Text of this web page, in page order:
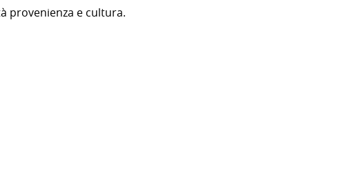
provenienza e cultura.